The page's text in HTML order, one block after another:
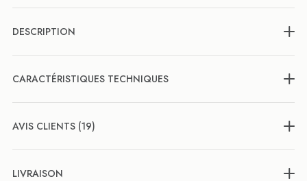
DESCRIPTION
CARACTÉRISTIQUES TECHNIQUES
AVIS CLIENTS (19)
LIVRAISON